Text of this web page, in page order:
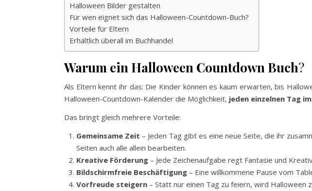
Halloween Bilder gestalten
Für wen eignet sich das Halloween-Countdown-Buch?
Vorteile für Eltern
Erhältlich überall im Buchhandel
Warum ein Halloween Countdown Buch?
Als Eltern kennt ihr das: Die Kinder können es kaum erwarten, bis
Halloween-Countdown-Kalender die Möglichkeit, jeden einzelnen Tag
Das bringt gleich mehrere Vorteile:
Gemeinsame Zeit – Jeden Tag gibt es eine neue Seite, die ihr
Seiten auch alle allein bearbeiten.
Kreative Förderung – Jede Zeichenaufgabe regt Fantasie und
Bildschirmfreie Beschäftigung – Eine willkommene Pause vom
Vorfreude steigern – Statt nur einen Tag zu feiern, wird Halloween